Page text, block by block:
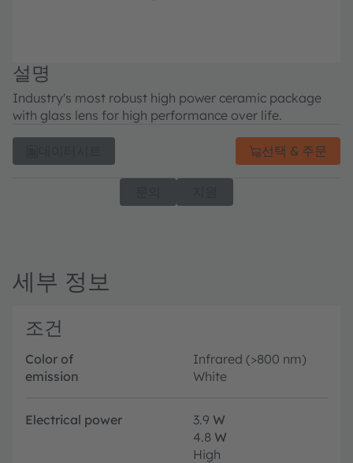
설명
Industry's most robust high power ceramic package
with glass lens for high performance over life.
선택 & 주문
세부 정보
조건
Color of
emission
Infrared (>800 nm)
White
Electrical power 3.9 W
4.8 W
High